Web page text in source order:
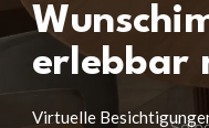
erlebbar
Virtuelle